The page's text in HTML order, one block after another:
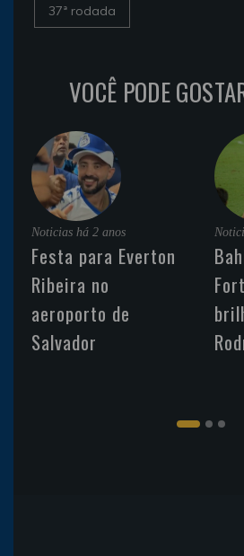
37ª rodada
VOCÊ PODE
Noticias há 2 anos
Festa para Everton
Ribeira no
aeroporto de
Salvador